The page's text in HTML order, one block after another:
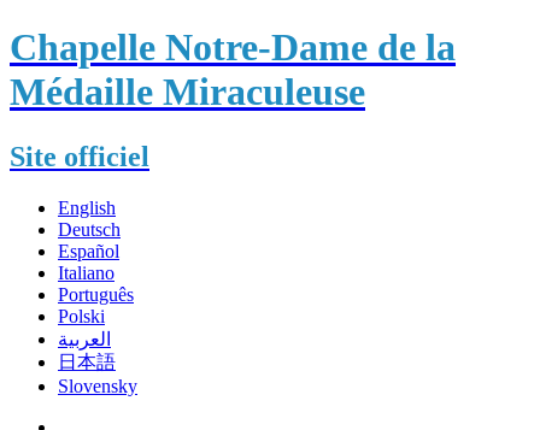
Chapelle Notre-Dame de la
Médaille Miraculeuse
Site officiel
English
Deutsch
Español
Italiano
Português
Polski
العربية
日本語
Slovensky